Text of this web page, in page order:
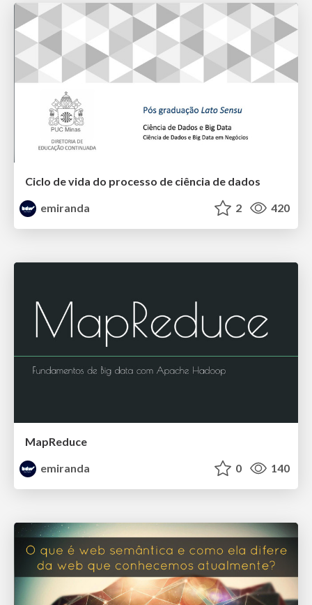
Ciclo de vida do processo de ciência de dados
emiranda
2 420
MapReduce
emiranda
0 140